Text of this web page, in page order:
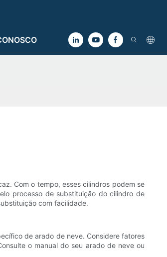
Com o tempo, esses cilindros podem se
processo de substituição do cilindro de
com facilidade.
de arado de neve. Considere fatores
o manual do seu arado de neve ou